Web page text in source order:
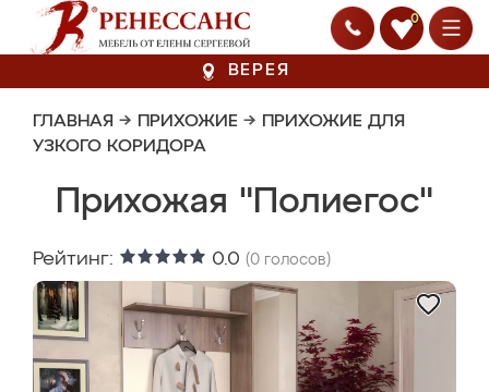
0
ВЕРЕЯ
ГЛАВНАЯ → ПРИХОЖИЕ → ПРИХОЖИЕ ДЛЯ
УЗКОГО КОРИДОРА
Прихожая "Полиегос"
Рейтинг: 0.0 (0 голосов)